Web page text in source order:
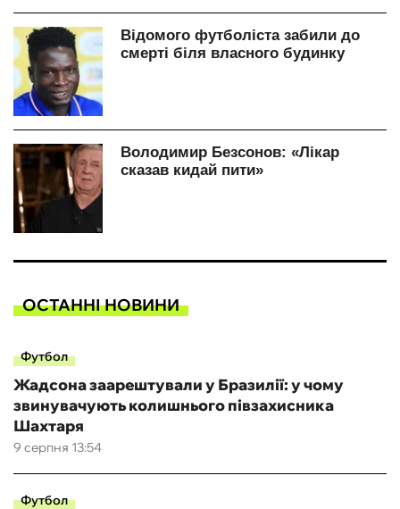
ОСТАННІ НОВИНИ
Футбол
9 серпня 13:54
Жадсона заарештували у Бразилії: у чому
звинувачують колишнього півзахисника
Шахтаря
Футбол